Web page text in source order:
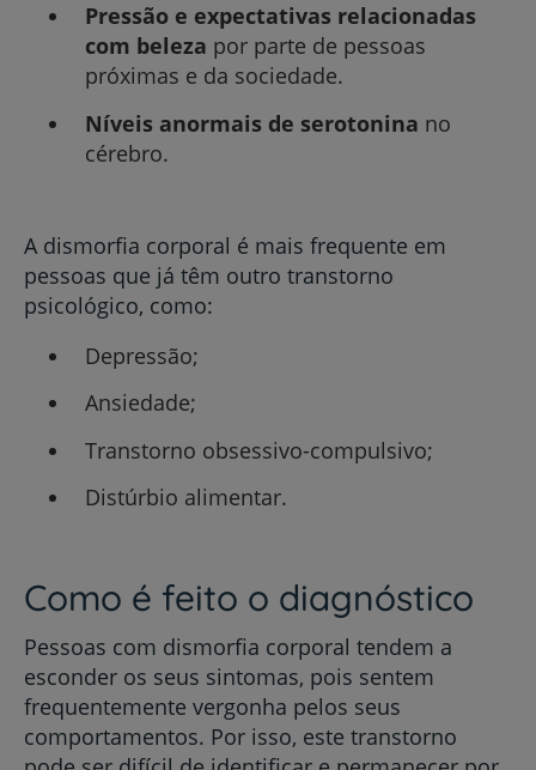
Pressão e expectativas relacionadas
com beleza por parte de pessoas
próximas e da sociedade.
Níveis anormais de serotonina no
cérebro.
A dismorfia corporal é mais frequente em
pessoas que já têm outro transtorno
psicológico, como:
Depressão;
Ansiedade;
Transtorno obsessivo-compulsivo;
Distúrbio alimentar.
Como é feito o diagnóstico
Pessoas com dismorfia corporal tendem a
esconder os seus sintomas, pois sentem
frequentemente vergonha pelos seus
comportamentos. Por isso, este transtorno